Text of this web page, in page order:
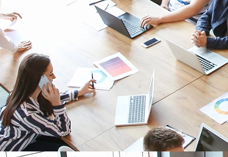
Appelez-nous
+33 (0) 4 76 92 01 62
Nous sommes joignables de 9h à 18h